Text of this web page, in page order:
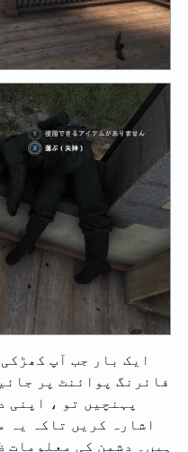
ایک بار جب آپ
فائرنگ پوائنٹ پر
پہنچیں تو ، اپنی
اشارہ کریں تاکہ یہ